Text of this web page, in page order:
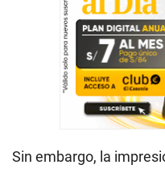
Sin embargo, la